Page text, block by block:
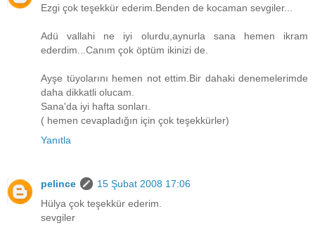
Ezgi çok teşekkür ederim.Benden de kocaman sevgiler...
Adü vallahi ne iyi olurdu,aynurla sana hemen ikram
ederdim...Canım çok öptüm ikinizi de.
Ayşe tüyolarını hemen not ettim.Bir dahaki denemelerimde
daha dikkatli olucam.
Sana'da iyi hafta sonları.
( hemen cevapladığın için çok teşekkürler)
Yanıtla
pelince
15 Şubat 2008 17:06
Hülya çok teşekkür ederim.
sevgiler